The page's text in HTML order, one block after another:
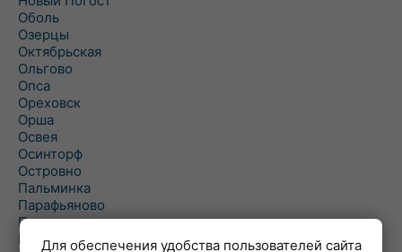
Оболь
Озерцы
Октябрьская
Ольгово
Опса
Ореховск
Орша
Освея
Осинторф
Островно
Пальминка
Парафьяново
Плисса
ПовятьеДля обеспечения удобства пользователей сайта